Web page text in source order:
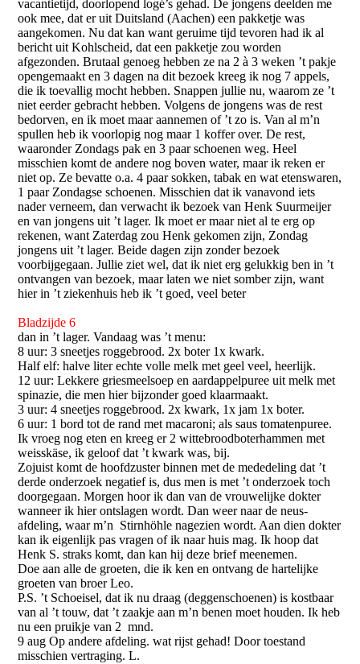
vacantietijd, doorlopend logé’s gehad. De jongens deelden me
ook mee, dat er uit Duitsland (Aachen) een pakketje was
aangekomen. Nu dat kan want geruime tijd tevoren had ik al
bericht uit Kohlscheid, dat een pakketje zou worden
afgezonden. Brutaal genoeg hebben ze na 2 à 3 weken ’t pakje
opengemaakt en 3 dagen na dit bezoek kreeg ik nog 7 appels,
die ik toevallig mocht hebben. Snappen jullie nu, waarom ze ’t
niet eerder gebracht hebben. Volgens de jongens was de rest
bedorven, en ik moet maar aannemen of ’t zo is. Van al m’n
spullen heb ik voorlopig nog maar 1 koffer over. De rest,
waaronder Zondags pak en 3 paar schoenen weg. Heel
misschien komt de andere nog boven water, maar ik reken er
niet op. Ze bevatte o.a. 4 paar sokken, tabak en wat etenswaren,
1 paar Zondagse schoenen. Misschien dat ik vanavond iets
nader verneem, dan verwacht ik bezoek van Henk Suurmeijer
en van jongens uit ’t lager. Ik moet er maar niet al te erg op
rekenen, want Zaterdag zou Henk gekomen zijn, Zondag
jongens uit ’t lager. Beide dagen zijn zonder bezoek
voorbijgegaan. Jullie ziet wel, dat ik niet erg gelukkig ben in ’t
ontvangen van bezoek, maar laten we niet somber zijn, want
hier in ’t ziekenhuis heb ik ’t goed, veel beter
Bladzijde 6
dan in ’t lager. Vandaag was ’t menu:
8 uur: 3 sneetjes roggebrood. 2x boter 1x kwark.
Half elf: halve liter echte volle melk met geel veel, heerlijk.
12 uur: Lekkere griesmeelsoep en aardappelpuree uit melk met
spinazie, die men hier bijzonder goed klaarmaakt.
3 uur: 4 sneetjes roggebrood. 2x kwark, 1x jam 1x boter.
6 uur: 1 bord tot de rand met macaroni; als saus tomatenpuree.
Ik vroeg nog eten en kreeg er 2 wittebroodboterhammen met
weisskäse, ik geloof dat ’t kwark was, bij.
Zojuist komt de hoofdzuster binnen met de mededeling dat ’t
derde onderzoek negatief is, dus men is met ’t onderzoek toch
doorgegaan. Morgen hoor ik dan van de vrouwelijke dokter
wanneer ik hier ontslagen wordt. Dan weer naar de neus-
afdeling, waar m’n Stirnhöhle nagezien wordt. Aan dien dokter
kan ik eigenlijk pas vragen of ik naar huis mag. Ik hoop dat
Henk S. straks komt, dan kan hij deze brief meenemen.
Doe aan alle de groeten, die ik ken en ontvang de hartelijke
groeten van broer Leo.
P.S. ’t Schoeisel, dat ik nu draag (deggenschoenen) is kostbaar
van al ’t touw, dat ’t zaakje aan m’n benen moet houden. Ik heb
nu een pruikje van 2 mnd.
9 aug Op andere afdeling. wat rijst gehad! Door toestand
misschien vertraging. L.